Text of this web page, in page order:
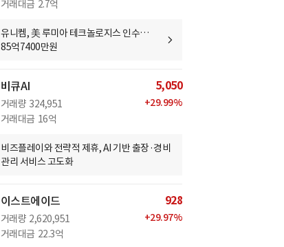
거래대금 2.7억
유니켐, 美 루미아 테크놀로지스 인수…
85억7400만원
비큐AI
거래량 324,951
거래대금 16억
5,050
+29.99%
비즈플레이와 전략적 제휴, AI 기반 출장·경비
관리 서비스 고도화
이스트에이드
거래량 2,620,951
거래대금 22.3억
928
+29.97%